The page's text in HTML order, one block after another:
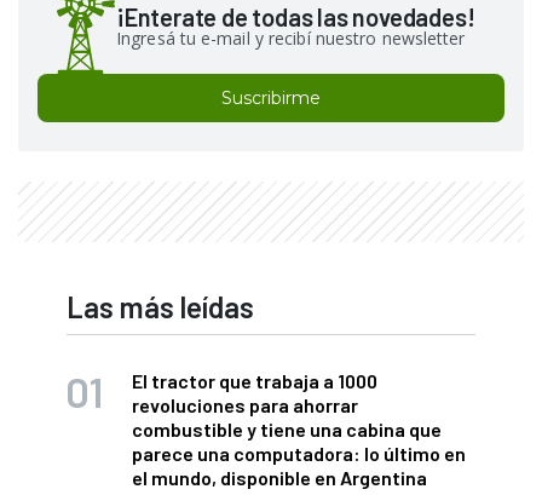
¡Enterate de todas las novedades!
Ingresá tu e-mail y recibí nuestro newsletter
Suscribirme
Las más leídas
El tractor que trabaja a 1000
revoluciones para ahorrar
combustible y tiene una cabina que
parece una computadora: lo último en
el mundo, disponible en Argentina